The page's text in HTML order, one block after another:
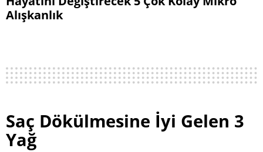
Alışkanlık
Saç Dökülmesine İyi Gelen 3
Yağ